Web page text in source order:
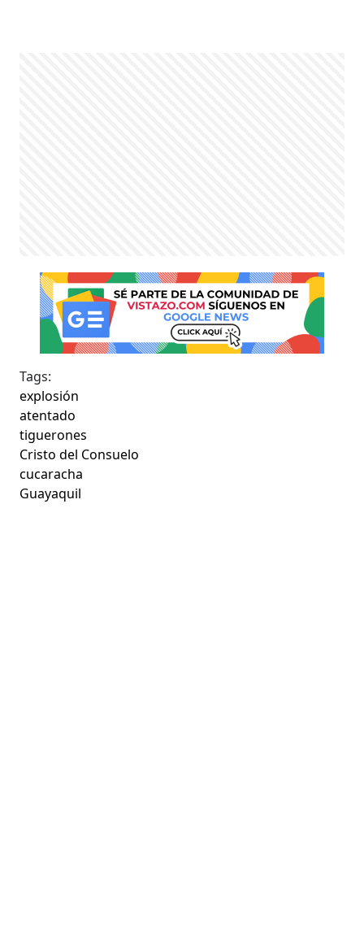
Tags:
explosión
atentado
tiguerones
Cristo del Consuelo
cucaracha
Guayaquil